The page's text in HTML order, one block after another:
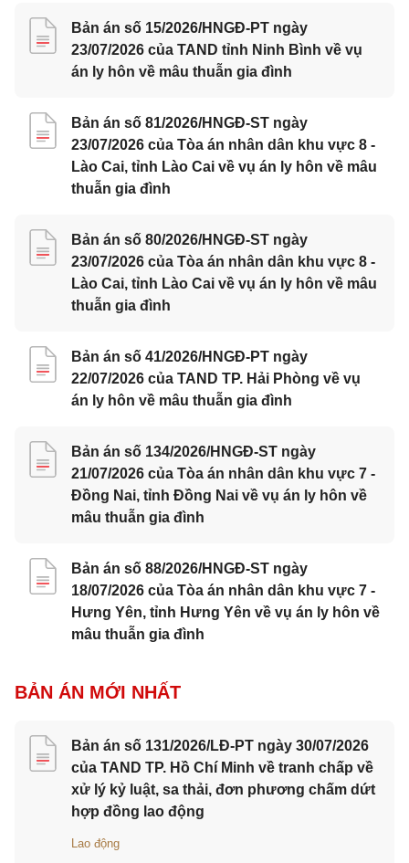
Bản án số 15/2026/HNGĐ-PT ngày
23/07/2026 của TAND tỉnh Ninh Bình về vụ
án ly hôn về mâu thuẫn gia đình
Bản án số 81/2026/HNGĐ-ST ngày
23/07/2026 của Tòa án nhân dân khu vực 8 -
Lào Cai, tỉnh Lào Cai về vụ án ly hôn về mâu
thuẫn gia đình
Bản án số 80/2026/HNGĐ-ST ngày
23/07/2026 của Tòa án nhân dân khu vực 8 -
Lào Cai, tỉnh Lào Cai về vụ án ly hôn về mâu
thuẫn gia đình
Bản án số 41/2026/HNGĐ-PT ngày
22/07/2026 của TAND TP. Hải Phòng về vụ
án ly hôn về mâu thuẫn gia đình
Bản án số 134/2026/HNGĐ-ST ngày
21/07/2026 của Tòa án nhân dân khu vực 7 -
Đồng Nai, tỉnh Đồng Nai về vụ án ly hôn về
mâu thuẫn gia đình
Bản án số 88/2026/HNGĐ-ST ngày
18/07/2026 của Tòa án nhân dân khu vực 7 -
Hưng Yên, tỉnh Hưng Yên về vụ án ly hôn về
mâu thuẫn gia đình
BẢN ÁN MỚI NHẤT
Bản án số 131/2026/LĐ-PT ngày 30/07/2026
của TAND TP. Hồ Chí Minh về tranh chấp về
xử lý kỷ luật, sa thải, đơn phương chấm dứt
hợp đồng lao động
Lao động